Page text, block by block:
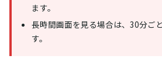
ます。
長時間画面を見る場合は、30分ご
す。